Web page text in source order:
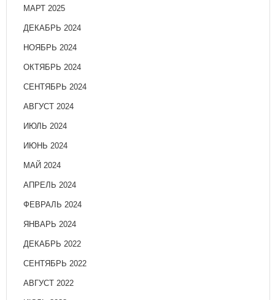
МАРТ 2025
ДЕКАБРЬ 2024
НОЯБРЬ 2024
ОКТЯБРЬ 2024
СЕНТЯБРЬ 2024
АВГУСТ 2024
ИЮЛЬ 2024
ИЮНЬ 2024
МАЙ 2024
АПРЕЛЬ 2024
ФЕВРАЛЬ 2024
ЯНВАРЬ 2024
ДЕКАБРЬ 2022
СЕНТЯБРЬ 2022
АВГУСТ 2022